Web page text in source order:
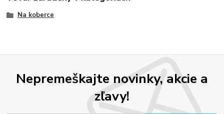
Na koberce
Nepremeškajte novinky, akcie a
zľavy!